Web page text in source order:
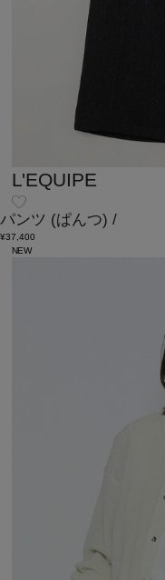
L'EQUIPE
パンツ (ぱんつ) /
¥37,400
NEW